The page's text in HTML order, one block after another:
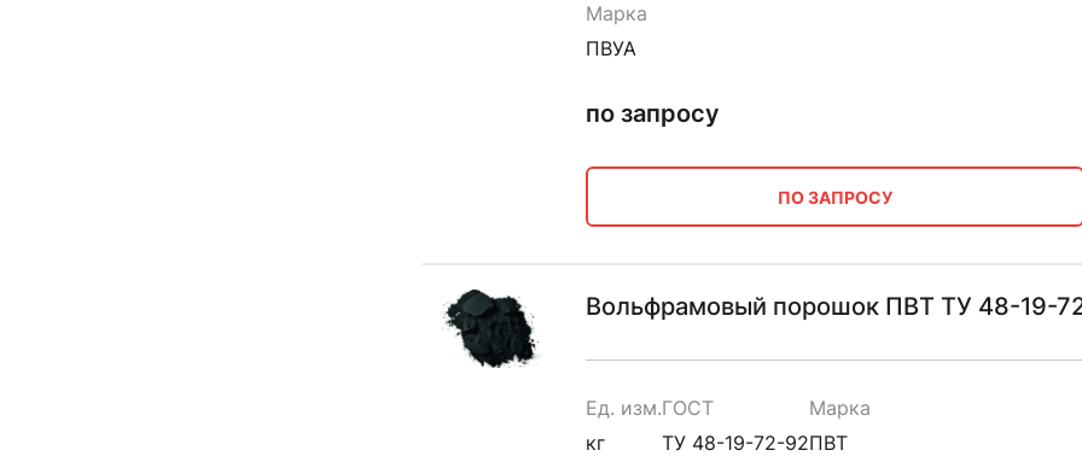
Марка
ПВУА
по запросу
ПО ЗАПРОСУ
Вольфрамовый порошок ПВТ ТУ 48-19-
Ед. изм.
кг
ГОСТ
ТУ 48-19-72-92
Марка
ПВТ